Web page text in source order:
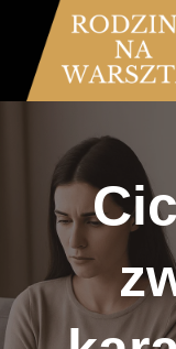
Przejdź
treści